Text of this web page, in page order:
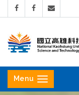
立
高
Menu